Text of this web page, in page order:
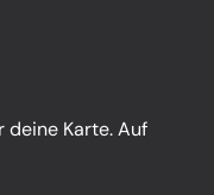
deine Karte. Auf